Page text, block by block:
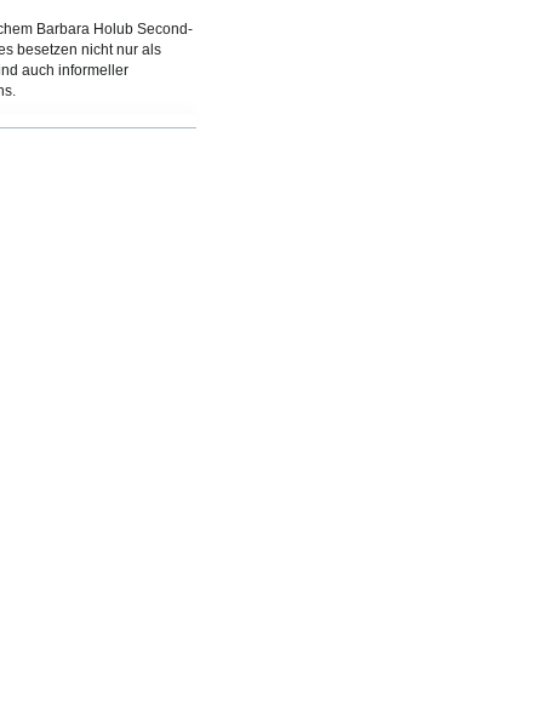
Barbara Holub Second-
besetzen nicht nur als
auch informeller